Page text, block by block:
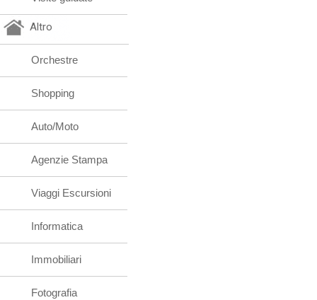
Altro
Orchestre
Shopping
Auto/Moto
Agenzie Stampa
Viaggi Escursioni
Informatica
Immobiliari
Fotografia